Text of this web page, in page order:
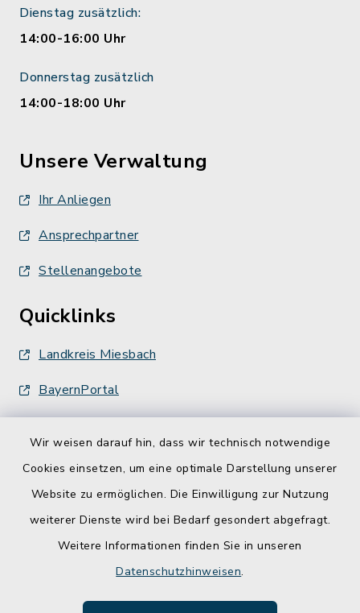
Wir weisen darauf hin, dass wir technisch notwendige
Cookies einsetzen, um eine optimale Darstellung unserer
Website zu ermöglichen. Die Einwilligung zur Nutzung
weiterer Dienste wird bei Bedarf gesondert abgefragt.
Weitere Informationen finden Sie in unseren
Datenschutzhinweisen.
Dienstag zusätzlich:
14:00-16:00 Uhr
Donnerstag zusätzlich
14:00-18:00 Uhr
Unsere Verwaltung
Ihr Anliegen
Ansprechpartner
Stellenangebote
Quicklinks
Landkreis Miesbach
BayernPortal
Barrierefreiheit